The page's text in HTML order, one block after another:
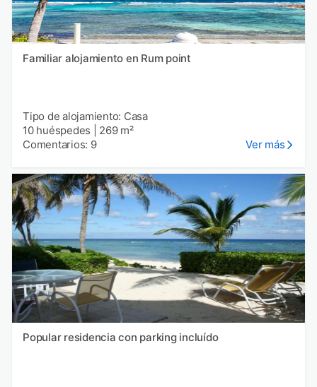
Familiar alojamiento en Rum point
Tipo de alojamiento: Casa
10 huéspedes
269 m²
Comentarios: 9
Ver más
Popular residencia con parking incluído